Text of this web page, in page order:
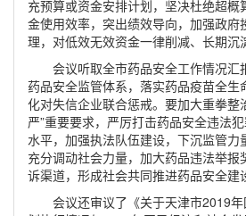
充预算或资金安排计划，坚决杜绝超概
金使用效率，突出绩效导向，加强政府
理，对低效无效资金一律削减、长期沉
会议听取全市药品安全工作情况汇
药品安全监管体系，落实药品疫苗全生
化对失信企业联合惩戒。要加大重拳整
严”重要要求，严厉打击药品安全违法
水平，加强执法队伍建设，下沉监管力
充分调动社会力量，加大药品违法举报
诉渠道，形成社会共同推进药品安全建
会议还审议了《关于天津市2019